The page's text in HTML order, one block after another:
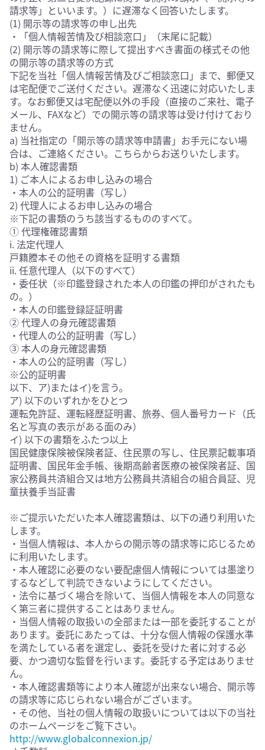
請求等」といいます。）に遅滞なく回答いたします。
(1) 開示等の請求等の申し出先
・「個人情報苦情及び相談窓口」（末尾に記載）
(2) 開示等の請求等に際して提出すべき書面の様式その他
の開示等の請求等の方式
下記を当社「個人情報苦情及びご相談窓口」まで、郵便又
は宅配便でご送付ください。遅滞なく迅速に対応いたしま
す。なお郵便又は宅配便以外の手段（直接のご来社、電子
メール、FAXなど）での開示等の請求等は受け付けており
ません。
a) 当社指定の「開示等の請求等申請書」お手元にない場
合は、ご連絡ください。こちらからお送りいたします。
b) 本人確認書類
1) ご本人によるお申し込みの場合
・本人の公的証明書（写し）
2) 代理人によるお申し込みの場合
※下記の書類のうち該当するもののすべて。
① 代理権確認書類
i. 法定代理人
戸籍謄本その他その資格を証明する書類
ii. 任意代理人（以下のすべて）
・委任状（※印鑑登録された本人の印鑑の押印がされたも
の。）
・本人の印鑑登録証証明書
② 代理人の身元確認書類
・代理人の公的証明書（写し）
③ 本人の身元確認書類
・本人の公的証明書（写し）
※公的証明書
以下、ア)またはイ)を言う。
ア) 以下のいずれかをひとつ
運転免許証、運転経歴証明書、旅券、個人番号カード（氏
名と写真の表示がある面のみ）
イ) 以下の書類をふたつ以上
国民健康保険被保険者証、住民票の写し、住民票記載事項
証明書、国民年金手帳、後期高齢者医療の被保険者証、国
家公務員共済組合又は地方公務員共済組合の組合員証、児
童扶養手当証書
※ご提示いただいた本人確認書類は、以下の通り利用いた
します。
・当個人情報は、本人からの開示等の請求等に応じるため
に利用いたします。
・本人確認に必要のない要配慮個人情報については墨塗り
するなどして判読できないようにしてください。
・法令に基づく場合を除いて、当個人情報を本人の同意な
く第三者に提供することはありません。
・当個人情報の取扱いの全部または一部を委託することが
あります。委託にあたっては、十分な個人情報の保護水準
を満たしている者を選定し、委託を受けた者に対する必
要、かつ適切な監督を行います。委託する予定はありませ
ん。
・本人確認書類等により本人確認が出来ない場合、開示等
の請求等に応じられない場合がございます。
・その他、当社の個人情報の取扱いについては以下の当社
のホームページをご覧下さい。
http://www.globalconnexion.jp/